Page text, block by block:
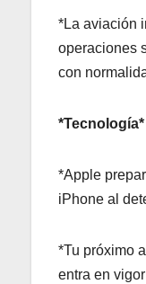
*La aviación
operaciones
con
*Tecnología*
*Apple
iPhone al
*Tu próximo
entra en